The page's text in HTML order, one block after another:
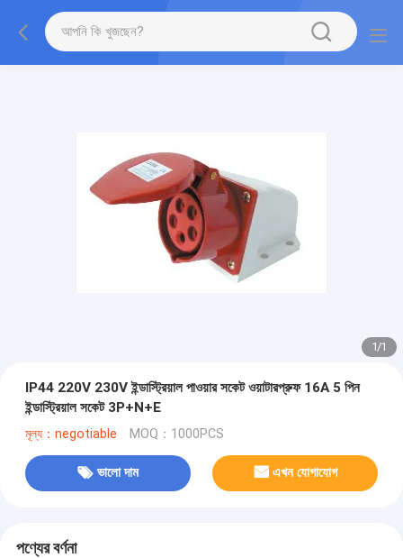
1/1
IP44 220V 230V ইন্ডাস্ট্রিয়াল পাওয়ার সকেট ওয়াটারপ্রুফ 16A 5 পিন
ইন্ডাস্ট্রিয়াল সকেট 3P+N+E
মূল্য：negotiable MOQ：1000PCS
ভালো দাম এখন যোগাযোগ
পণ্যের বর্ণনা